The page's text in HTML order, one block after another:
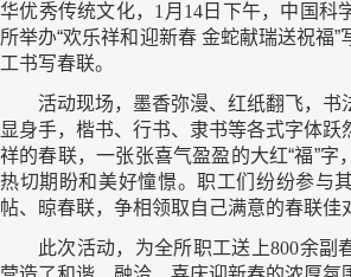
华优秀传统文化， 1月14日 下午，中国科
所举办“欢乐祥和迎新春 金蛇献瑞送祝福
工书写春联。
活动现场，墨香弥漫、红纸翻飞，书
显身手，楷书、行书、隶书等各式字体跃
祥的春联，一张张喜气盈盈的大红“福”字
热切期盼和美好憧憬。职工们纷纷参与
帖、晾春联，争相领取自己满意的春联佳
此次活动，为全所职工送 上800余副